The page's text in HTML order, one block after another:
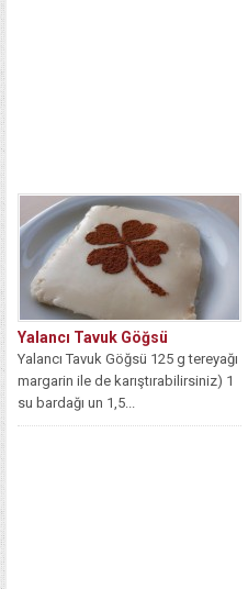
Yalancı Tavuk Göğsü
Yalancı Tavuk Göğsü 125 g tereyağı
margarin ile de karıştırabilirsiniz) 1
su bardağı un 1,5...